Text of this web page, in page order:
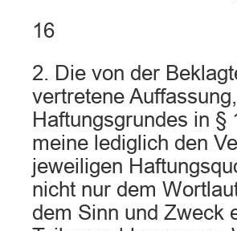
16
2. Die von der
vertretene
Haftungsgrundes in §
meine lediglich den
jeweiligen
nicht nur dem
dem Sinn und Zweck